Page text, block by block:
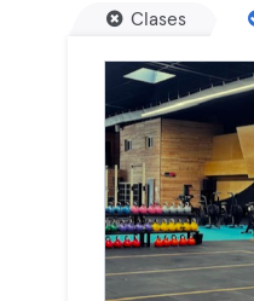
Clases